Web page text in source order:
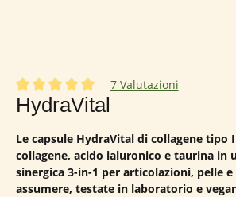
Valutazione media di 5 su 5 stelle
7 Valutazioni
HydraVital
Le capsule HydraVital di collagene tipo
collagene, acido ialuronico e taurina in
sinergica 3-in-1 per articolazioni, pelle
assumere, testate in laboratorio e